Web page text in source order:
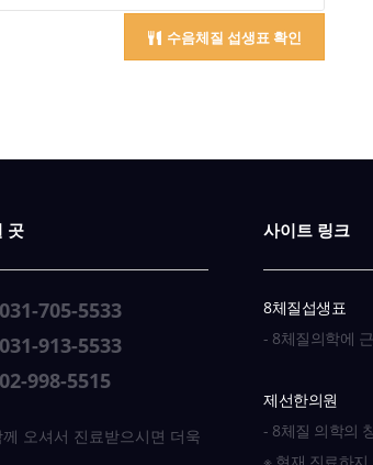
수음체질 섭생표 확인
곳
705-5533
913-5533
998-5515
오셔서 진료받으시면 더욱
사이트 링크
8체질섭생표
- 8체질의학에
제선한의원
- 8체질 의학의